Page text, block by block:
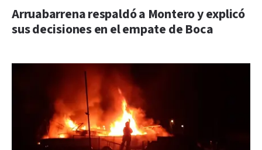
Arruabarrena respaldó a Montero y explicó
sus decisiones en el empate de Boca